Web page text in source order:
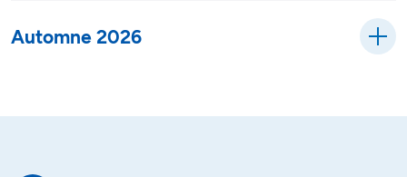
Automne 2026